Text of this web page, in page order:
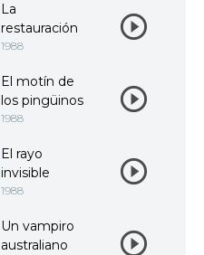
La
restauración
1988
El motín de
los pingüinos
1988
El rayo
invisible
1988
Un vampiro
australiano